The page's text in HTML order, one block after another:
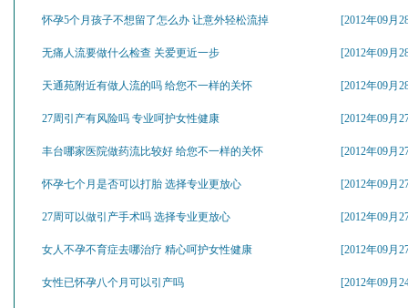
[2012年09月
怀孕5个月孩子不想留了怎么办 让意外轻松流掉
[2012年09月
无痛人流要做什么检查 关爱更近一步
[2012年09月
天通苑附近有做人流的吗 给您不一样的关怀
[2012年09月
27周引产有风险吗 专业呵护女性健康
[2012年09月
丰台哪家医院做药流比较好 给您不一样的关怀
[2012年09月
怀孕七个月是否可以打胎 选择专业更放心
[2012年09月
27周可以做引产手术吗 选择专业更放心
[2012年09月
女人不孕不育症去哪治疗 精心呵护女性健康
[2012年09月
女性已怀孕八个月可以引产吗